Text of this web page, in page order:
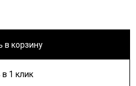
в корзину
в 1 клик